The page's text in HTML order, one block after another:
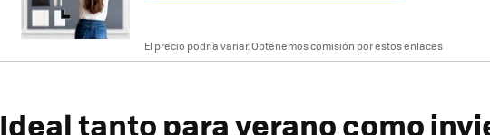
El precio podría variar. Obtenemos comisión por estos enlaces
Ideal tanto para verano como